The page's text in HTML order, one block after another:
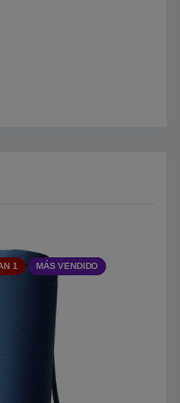
1 MÁS VENDIDO